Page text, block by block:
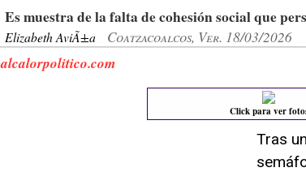
Es muestra de la falta de cohesión social que
Elizabeth AviÃ±a Coatzacoalcos, Ver. 18/03/2026
alcalorpolitico.com
Click para ver
Tras